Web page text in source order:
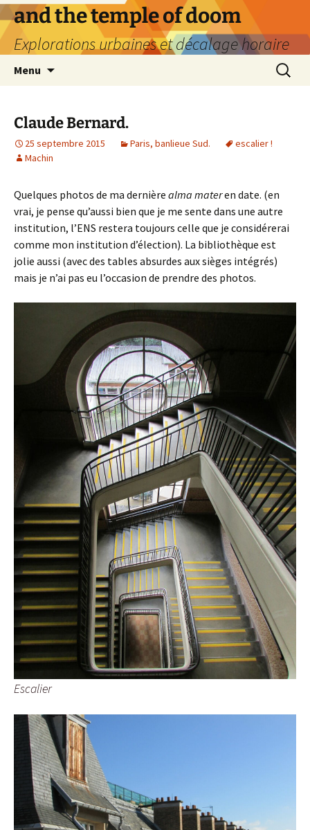
Aller
au
contenu
and the temple of doom
Explorations urbaines et décalage horaire
Menu
Claude Bernard.
25 septembre 2015 Paris, banlieue Sud.
escalier !
Machin
Quelques photos de ma dernière alma materen date. (en
vrai, je pense qu’aussi bien que je me sente dans une autre
institution, l’ENS restera toujours celle que je considérerai
comme mon institution d’élection). La bibliothèque est
jolie aussi (avec des tables absurdes aux sièges intégrés)
mais je n’ai pas eu l’occasion de prendre des photos.
Escalier